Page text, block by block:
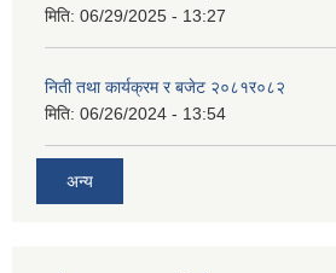
मिति: 06/29/2025 - 13:27
निती तथा कार्यक्रम र बजेट २०८१र०८२
मिति: 06/26/2024 - 13:54
अन्य